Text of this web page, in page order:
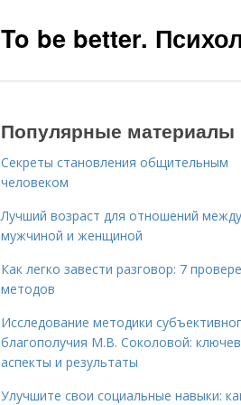
To be better.
Популярные материалы
Секреты становления общительным
человеком
Лучший возраст для отношений между
мужчиной и женщиной
Как легко завести разговор: 7
методов
Исследование методики
благополучия М.В. Соколовой:
аспекты и результаты
Улучшите свои социальные навыки: